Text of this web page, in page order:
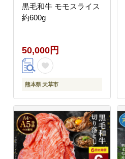
黒毛和牛 モモスライス
約600g
50,000円
熊本県 天草市